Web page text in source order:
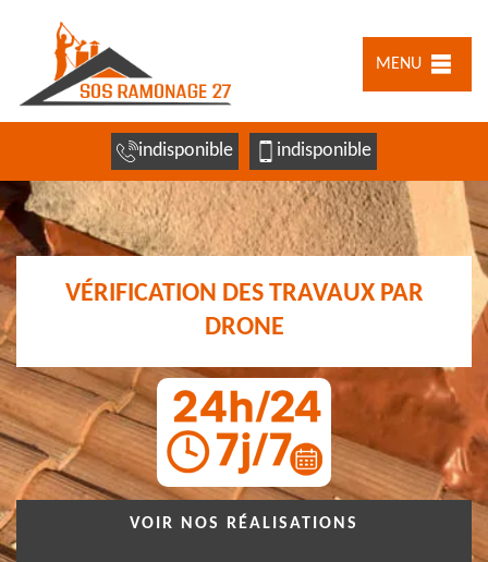
MENU
indisponible indisponible
VÉRIFICATION DES TRAVAUX PAR
DRONE
VOIR NOS RÉALISATIONS